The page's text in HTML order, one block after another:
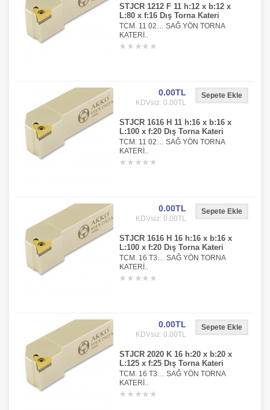
STJCR 1212 F 11 h:12 x b:12 x
L:80 x f:16 Dış Torna Kateri
TCM. 11 02… SAĞ YÖN TORNA
KATERİ..
0.00TL
KDVsiz: 0.00TL
STJCR 1616 H 11 h:16 x b:16 x
L:100 x f:20 Dış Torna Kateri
TCM. 11 02… SAĞ YÖN TORNA
KATERİ..
0.00TL
KDVsiz: 0.00TL
STJCR 1616 H 16 h:16 x b:16 x
L:100 x f:20 Dış Torna Kateri
TCM. 16 T3… SAĞ YÖN TORNA
KATERİ..
0.00TL
KDVsiz: 0.00TL
STJCR 2020 K 16 h:20 x b:20 x
L:125 x f:25 Dış Torna Kateri
TCM. 16 T3… SAĞ YÖN TORNA
KATERİ..